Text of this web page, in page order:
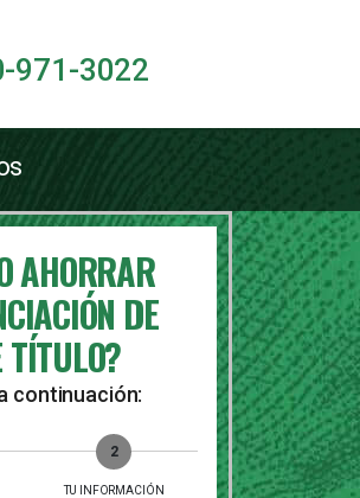
971-3022
AHORRAR
DE
TÍTULO?
continuación:
2
TU INFORMACIÓN